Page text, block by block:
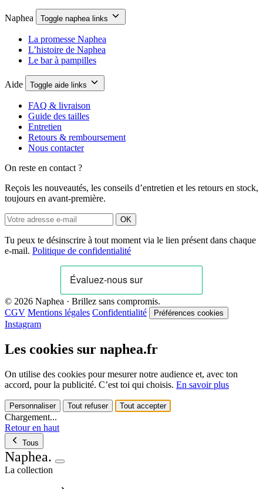
Naphea Toggle naphea links
La promesse Naphea
L’histoire de Naphea
Le bar à pampilles
Aide Toggle aide links
FAQ & livraison
Guide des tailles
Entretien
Retours & remboursement
Nous contacter
On reste en contact ?
Reçois les nouveautés, les conseils d’entretien et les retours en stock,
toujours en avant-première.
OK
Tu peux te désinscrire à tout moment via le lien présent dans chaque
e-mail. Politique de confidentialité
© 2026 Naphea · Brillez sans compromis.
CGV Mentions légales Confidentialité Préférences cookies
Instagram
Les cookies sur naphea.fr
On utilise des cookies pour mesurer notre audience et, avec ton
accord, pour la publicité. C’est toi qui choisis. En savoir plus
Personnaliser Tout refuser Tout accepter
Chargement...
Retour en haut
Tous
Naphea.
La collection